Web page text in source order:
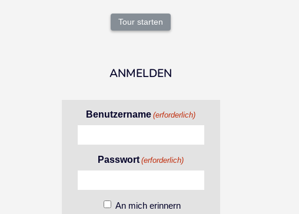
Tour starten
ANMELDEN
Benutzername (erforderlich)
Passwort (erforderlich)
An mich erinnern